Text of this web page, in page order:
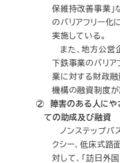
保維持改善事業」
のバリアフリー化
実施している。
また、地方公営
下鉄事業のバリア
業に対する財政
機構の融資制度が
② 障害のある人にや
ての助成及び融資
ノンステップバ
クシー、低床式路
対して、「訪日外